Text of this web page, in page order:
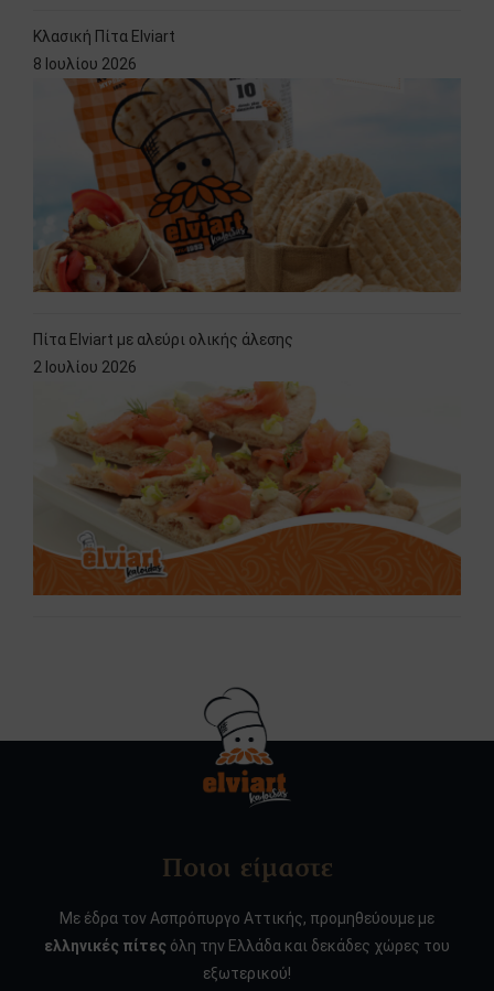
Κλασική Πίτα Elviart
8 Ιουλίου 2026
Πίτα Elviart με αλεύρι ολικής άλεσης
2 Ιουλίου 2026
Ποιοι είμαστε
Με έδρα τον Ασπρόπυργο Αττικής, προμηθεύουμε με
ελληνικές πίτες όλη την Ελλάδα και δεκάδες χώρες του
εξωτερικού!